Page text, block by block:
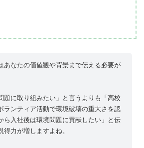
あなたの価値観や背景まで伝える必要が
題に取り組みたい」と言うよりも「高校
ランティア活動で環境破壊の重大さを認
ら入社後は環境問題に貢献したい」と伝
得力が増しますよね。